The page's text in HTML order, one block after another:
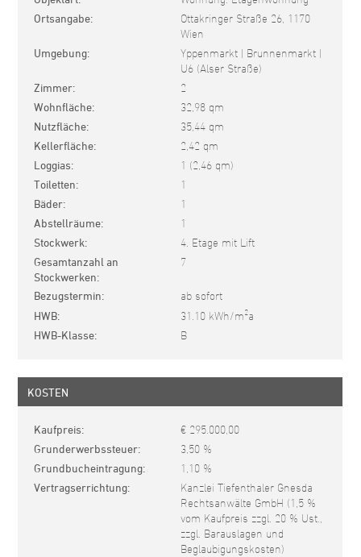
Ortsangabe
Ottakringer Straße 26, 1170
Wien
Umgebung
Yppenmarkt | Brunnenmarkt |
U6 (Alser Straße)
Zimmer 2
Wohnfläche 32,98 qm
Nutzfläche 35,44 qm
Kellerfläche 2,42 qm
Loggias 1 (2,46 qm)
Toiletten 1
Bäder 1
Abstellräume 1
Stockwerk 4. Etage mit Lift
Gesamtanzahl an
Stockwerken
7
Bezugstermin ab sofort
HWB 31.10 kWh/m2a
HWB-Klasse B
KOSTEN
Kaufpreis € 295.000,00
Grunderwerbssteuer 3,50 %
Grundbucheintragung 1,10 %
Vertragserrichtung
Kanzlei Tiefenthaler Gnesda
Rechtsanwälte GmbH (1,5 %
vom Kaufpreis zzgl. 20 % Ust.,
zzgl. Barauslagen und
Beglaubigungskosten)